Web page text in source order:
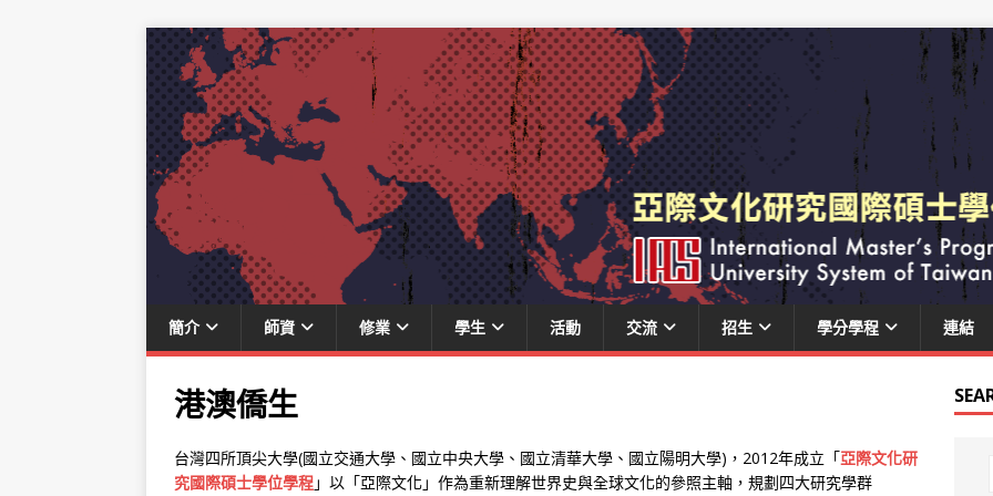
簡介 師資 修業 學生 活動 交流 招生 學分學程 連結
港澳僑生
台灣四所頂尖大學(國立交通大學、國立中央大學、國立清華大學、國立陽明大學)，2012年成立「亞際文化研
究國際碩士學位學程」以「亞際文化」作為重新理解世界史與全球文化的參照主軸，規劃四大研究學群